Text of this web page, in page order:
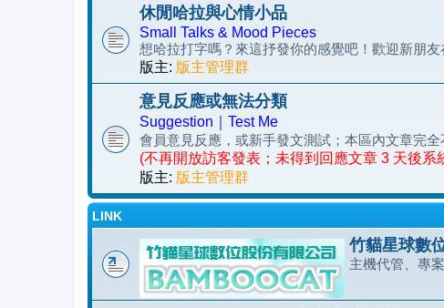
休閒哈拉與心情小品
Small Talks & Mood Pieces
想哈拉打字嗎？來這抒發你的感覺吧！歡迎新朋友
版主: 版主管理群
意見反應或無法分類
Suggestion｜Test Me
會員意見反應，或新手發文測試；本區內文章完全
(不再開放訪客發表；未得到回應文章 3 天後系
版主: 版主管理群
LINK
竹貓星球數
主機代管、專